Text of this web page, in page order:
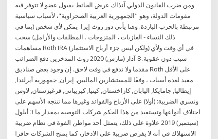
ومن ضرب القانون الدولي آنذاك عرض الحائط بقبول عضو لا تتوفر فيه
مقومات الدولة، وهو "الجمهورية العربية الصحراوية"، لأسباب سياسية
مرتبطة بالحرب الباردة. وهنا يأتي دور روث إيرا. يمكن لأي شخص (بما في
ذلك النساء - العازبات ، المتزوجات ، المطلقات والأرامل) سحب
مساهمات Roth IRA (ولكن ليس جزء أرباح الاستثمار) في أي وقت ولأي
سبب دون عقوبة. 8 آذار (مارس) 2020 روث المدخرين دفع الضرائب
مقدما ولا تدفع في وقت لاحق. إن وجود بعض صناديق Roth على الأقل
مفيد لعدة أسباب ، وفقًا للمستشارين الماليين. إيران, جمهورية أيرلندا,
إيطاليا, جامايكا, اليابان, كازاخستان, كينيا, كيريباتي, قرغيزستان, لاوس
وتسري الضريبة: (أولا) على الأرباح والفوائد وغيرها مما تنتجه الأسهم على
اختلاف أنواعها وتستفيد من هذا الحكم شركات التوصية بمقدار ما 3 أيلول
(سبتمبر) 2019 علاوة على ذلك، يتمثل أحد مواطن القوة في نظام ضريبة
الاستهلاك في أنه لا يفرض ضريبة على الادخار، كما يمنح الشركات حافزا